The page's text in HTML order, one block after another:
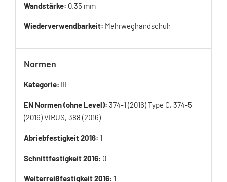
Wandstärke: 0.35 mm
Wiederverwendbarkeit: Mehrweghandschuh
Normen
Kategorie: III
EN Normen (ohne Level): 374-1 (2016) Type C, 374-5
(2016) VIRUS, 388 (2016)
Abriebfestigkeit 2016: 1
Schnittfestigkeit 2016: 0
Weiterreißfestigkeit 2016: 1